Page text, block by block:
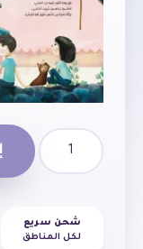
شحن سريع
لكل المناطق